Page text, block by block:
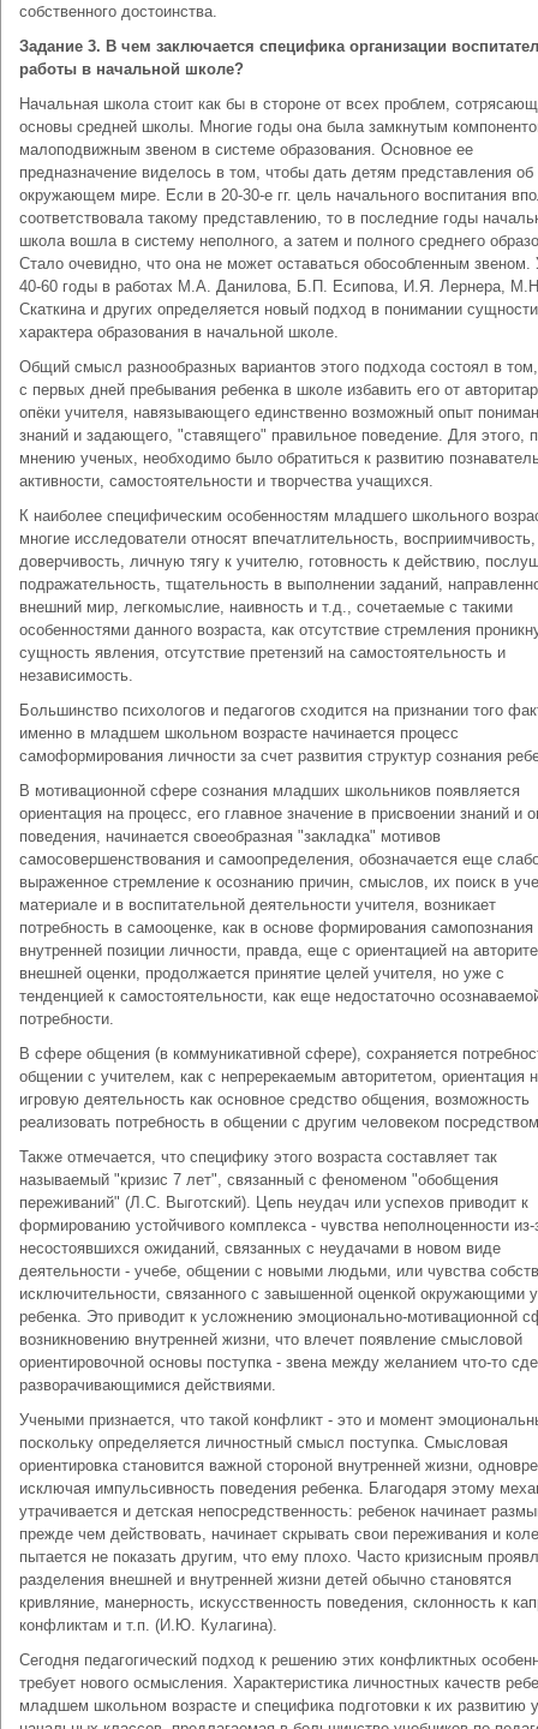
собственного достоинства.
Задание 3. В чем заключается специфика организации
работы в начальной школе?
Начальная школа стоит как бы в стороне от всех проблем,
основы средней школы. Многие годы она была замкнутым
малоподвижным звеном в системе образования. Основное ее
предназначение виделось в том, чтобы дать детям представления об
окружающем мире. Если в 20-30-е гг. цель начального воспитания
соответствовала такому представлению, то в последние годы
школа вошла в систему неполного, а затем и полного среднего
Стало очевидно, что она не может оставаться обособленным звеном.
40-60 годы в работах М.А. Данилова, Б.П. Есипова, И.Я. Лернера,
Скаткина и других определяется новый подход в понимании
характера образования в начальной школе.
Общий смысл разнообразных вариантов этого подхода состоял в
с первых дней пребывания ребенка в школе избавить его от
опёки учителя, навязывающего единственно возможный опыт
знаний и задающего, "ставящего" правильное поведение. Для этого,
мнению ученых, необходимо было обратиться к развитию
активности, самостоятельности и творчества учащихся.
К наиболее специфическим особенностям младшего школьного
многие исследователи относят впечатлительность, восприимчивость,
доверчивость, личную тягу к учителю, готовность к действию,
подражательность, тщательность в выполнении заданий,
внешний мир, легкомыслие, наивность и т.д., сочетаемые с такими
особенностями данного возраста, как отсутствие стремления
сущность явления, отсутствие претензий на самостоятельность и
независимость.
Большинство психологов и педагогов сходится на признании того
именно в младшем школьном возрасте начинается процесс
самоформирования личности за счет развития структур сознания
В мотивационной сфере сознания младших школьников появляется
ориентация на процесс, его главное значение в присвоении знаний и
поведения, начинается своеобразная "закладка" мотивов
самосовершенствования и самоопределения, обозначается еще
выраженное стремление к осознанию причин, смыслов, их поиск в
материале и в воспитательной деятельности учителя, возникает
потребность в самооценке, как в основе формирования самопознания
внутренней позиции личности, правда, еще с ориентацией на
внешней оценки, продолжается принятие целей учителя, но уже с
тенденцией к самостоятельности, как еще недостаточно
потребности.
В сфере общения (в коммуникативной сфере), сохраняется
общении с учителем, как с непререкаемым авторитетом, ориентация
игровую деятельность как основное средство общения, возможность
реализовать потребность в общении с другим человеком
Также отмечается, что специфику этого возраста составляет так
называемый "кризис 7 лет", связанный с феноменом "обобщения
переживаний" (Л.С. Выготский). Цепь неудач или успехов приводит к
формированию устойчивого комплекса - чувства неполноценности из-
несостоявшихся ожиданий, связанных с неудачами в новом виде
деятельности - учебе, общении с новыми людьми, или чувства
исключительности, связанного с завышенной оценкой окружающими
ребенка. Это приводит к усложнению эмоционально-мотивационной
возникновению внутренней жизни, что влечет появление смысловой
ориентировочной основы поступка - звена между желанием что-то
разворачивающимися действиями.
Учеными признается, что такой конфликт - это и момент
поскольку определяется личностный смысл поступка. Смысловая
ориентировка становится важной стороной внутренней жизни,
исключая импульсивность поведения ребенка. Благодаря этому
утрачивается и детская непосредственность: ребенок начинает
прежде чем действовать, начинает скрывать свои переживания и
пытается не показать другим, что ему плохо. Часто кризисным
разделения внешней и внутренней жизни детей обычно становятся
кривляние, манерность, искусственность поведения, склонность к
конфликтам и т.п. (И.Ю. Кулагина).
Сегодня педагогический подход к решению этих конфликтных
требует нового осмысления. Характеристика личностных качеств
младшем школьном возрасте и специфика подготовки к их развитию